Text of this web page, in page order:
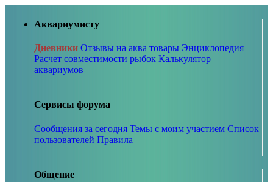
Аквариумисту
Дневники Отзывы на аква товары Энциклопедия
Расчет совместимости рыбок Калькулятор
аквариумов
Сервисы форума
Сообщения за сегодня Темы с моим участием Список
пользователей Правила
Общение